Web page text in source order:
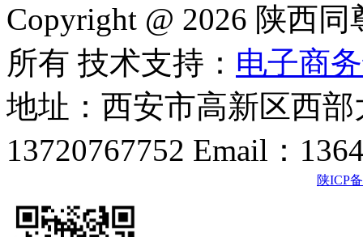
Copyright @ 2026 陕西
所有 技术支持： 电子商
地址：西安市高新区西
13720767752 Email：
陕ICP